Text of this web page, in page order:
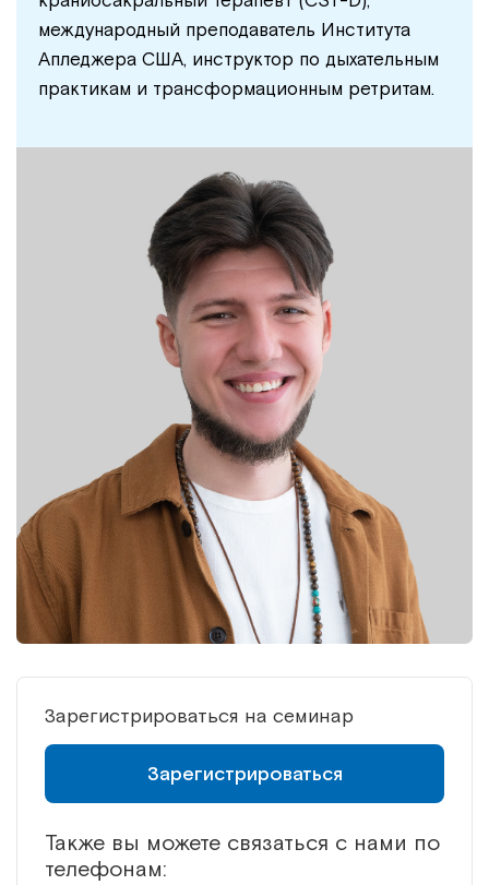
международный преподаватель Института
Апледжера США, инструктор по дыхательным
практикам и трансформационным ретритам.
Зарегистрироваться на семинар
Зарегистрироваться
Также вы можете связаться с нами по
телефонам: